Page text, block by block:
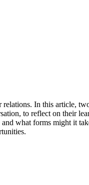
In this article,
to reflect on their
what forms might it